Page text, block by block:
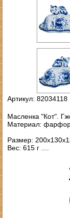
Артикул: 82034118
Масленка "Кот".
Материал:
Размер:
Вес: 615 г ....